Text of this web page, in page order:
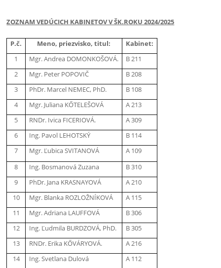
ZOZNAM VEDÚCICH KABINETOV V ŠK.ROKU 2024/2025
P.č. Meno, priezvisko, titul:
Kabinet:
1
Mgr. Andrea DOMONKOŠOVÁ.
B 211
2
Mgr. Peter POPOVIČ
B 208
3
PhDr. Marcel NEMEC, PhD.
B 108
4
Mgr. Juliana KŐTELEŠOVÁ
A 213
5
RNDr. Ivica FICERIOVÁ.
A 309
6
Ing. Pavol LEHOTSKÝ
B 114
7
Mgr. Ľubica SVITANOVÁ
A 109
8
Ing. Bosmanová Zuzana
B 310
9
PhDr. Jana KRASNAYOVÁ
A 210
10
Mgr. Blanka ROZLOŽNÍKOVÁ
A 115
11
Mgr. Adriana LAUFFOVÁ
B 306
12
Ing. Ľudmila BURDZOVÁ, PhD.
B 305
13
RNDr. Erika KŐVÁRYOVÁ.
A 216
14
Ing. Svetlana Dulová
A 112